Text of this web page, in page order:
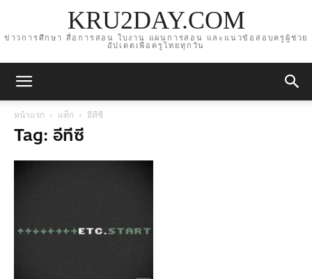
KRU2DAY.COM
ข่าวการศึกษา สื่อการสอน ใบงาน แผนการสอน และแนวข้อสอบครูผู้ช่วย
อัปเดตเพื่อครูไทยทุกวัน
หน้าแรก แท็ก อีทีซี
Tag: อีทีซี